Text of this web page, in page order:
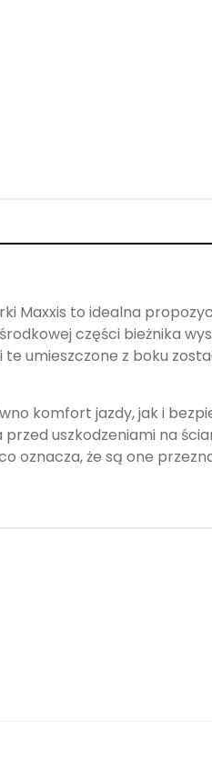
Maxxis to idealna
środkowej części bieżnika
te umieszczone z boku
komfort jazdy, jak i
uszkodzeniami na
oznacza, że są one